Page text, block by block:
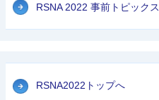
RSNA 2022 事前トピックス
RSNA2022トップへ